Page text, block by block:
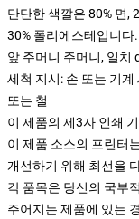
단단한 색깔은 80% 면,
30% 폴리에스테입니다
앞 주머니 주머니, 일치
세척 지시: 손 또는 기
또는 철
이 제품의 제3자 인쇄
이 제품 소스의 프린터
개선하기 위해 최선을
각 품목은 당신의 국부
주어지는 제품에 있는